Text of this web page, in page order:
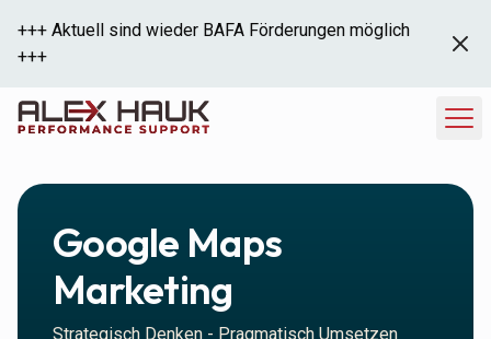
+++ Aktuell sind wieder BAFA Förderungen möglich
+++
Google Maps
Marketing
Strategisch Denken - Pragmatisch Umsetzen